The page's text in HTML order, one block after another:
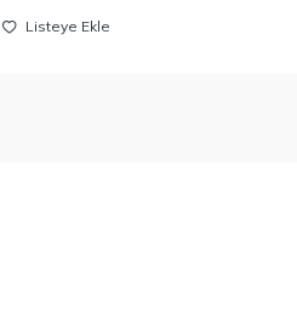
Listeye Ekle